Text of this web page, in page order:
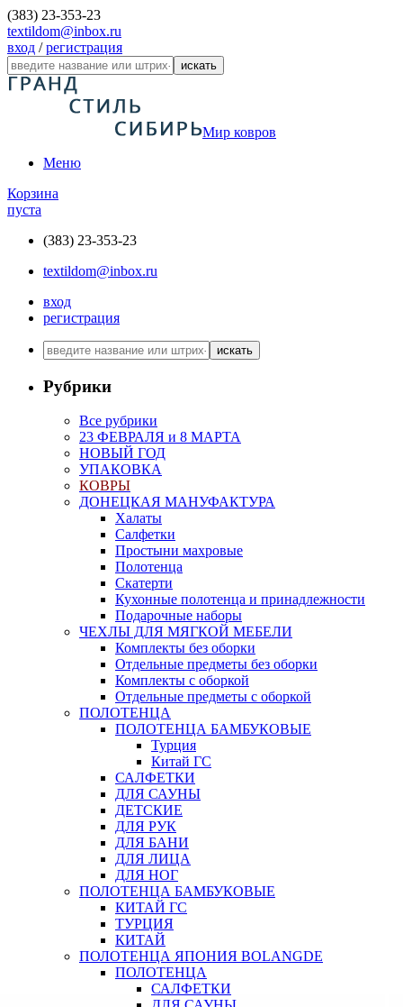
(383) 23-353-23
textildom@inbox.ru
вход /регистрация
искать
Мир ковров
Меню
Корзина
пуста
(383) 23-353-23
textildom@inbox.ru
вход
регистрация
искать
Рубрики
Все рубрики
23 ФЕВРАЛЯ и 8 МАРТА
НОВЫЙ ГОД
УПАКОВКА
КОВРЫ
ДОНЕЦКАЯ МАНУФАКТУРА
Халаты
Салфетки
Простыни махровые
Полотенца
Скатерти
Кухонные полотенца и принадлежности
Подарочные наборы
ЧЕХЛЫ ДЛЯ МЯГКОЙ МЕБЕЛИ
Комплекты без оборки
Отдельные предметы без оборки
Комплекты с оборкой
Отдельные предметы с оборкой
ПОЛОТЕНЦА
ПОЛОТЕНЦА БАМБУКОВЫЕ
Турция
Китай ГС
САЛФЕТКИ
ДЛЯ САУНЫ
ДЕТСКИЕ
ДЛЯ РУК
ДЛЯ БАНИ
ДЛЯ ЛИЦА
ДЛЯ НОГ
ПОЛОТЕНЦА БАМБУКОВЫЕ
КИТАЙ ГС
ТУРЦИЯ
КИТАЙ
ПОЛОТЕНЦА ЯПОНИЯ BOLANGDE
ПОЛОТЕНЦА
САЛФЕТКИ